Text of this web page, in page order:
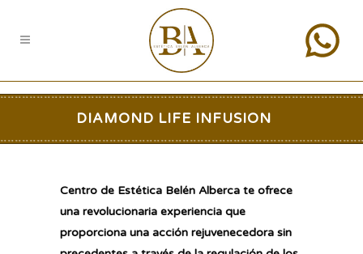
DIAMOND LIFE INFUSION
Centro de Estética Belén Alberca te ofrece
una revolucionaria experiencia que
proporciona una acción rejuvenecedora sin